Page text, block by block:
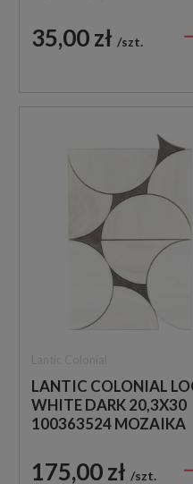
35,00 zł szt.
LANTIC COLONIAL
WHITE DARK 20,3X30
100363524 MOZAIKA
ODCIENIU IMITUJĄCA
KAMIEŃ
175,00 zł szt.